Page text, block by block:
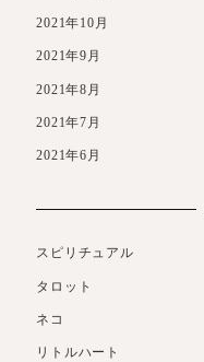
2021年10月
2021年9月
2021年8月
2021年7月
2021年6月
スピリチュアル
タロット
ネコ
リトルハート